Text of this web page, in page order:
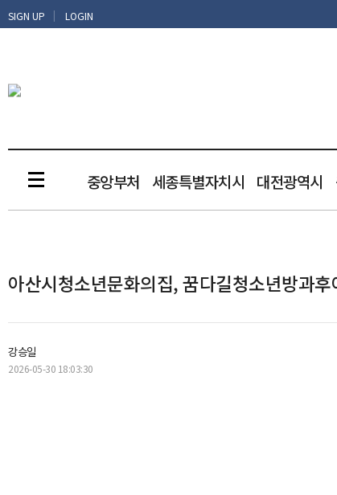
SIGN UP | LOGIN
중앙부처 세종특별자치시 대전광역시
아산시청소년문화의집, 꿈다길청소년방과
강승일
2026-05-30 18:03:30